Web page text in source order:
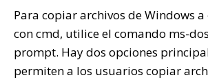
Para copiar archivos de Windows
con cmd, utilice el comando ms-
prompt. Hay dos opciones
permiten a los usuarios copiar